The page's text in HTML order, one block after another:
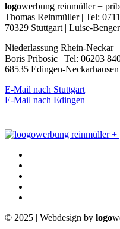
logowerbung reinmüller +
Thomas Reinmüller | Tel:
70329 Stuttgart | Luise-
Niederlassung Rhein-Neckar
Boris Pribosic | Tel: 06203
68535 Edingen-
E-Mail nach Stuttgart
E-Mail nach Edingen
© 2025 | Webdesign by logo